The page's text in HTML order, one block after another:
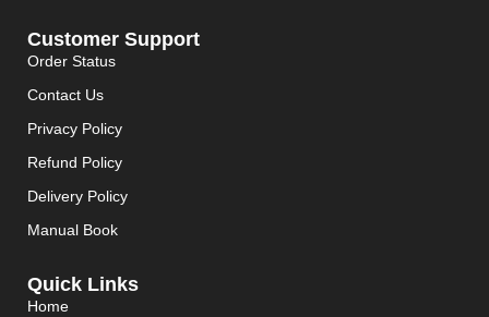
Customer Support
Order Status
Contact Us
Privacy Policy
Refund Policy
Delivery Policy
Manual Book
Quick Links
Home